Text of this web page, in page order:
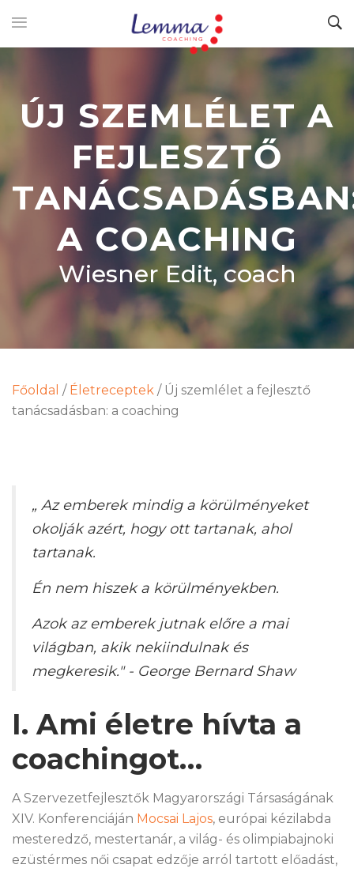
ÚJ SZEMLÉLET A
FEJLESZTŐ
A COACHING
Wiesner Edit, coach
Főoldal / Életreceptek / Új szemlélet a fejlesztő
tanácsadásban: a coaching
„ Az emberek mindig a körülményeket
okolják azért, hogy ott tartanak, ahol
tartanak.
Én nem hiszek a körülményekben.
Azok az emberek jutnak előre a mai
világban, akik nekiindulnak és
megkeresik." - George Bernard Shaw
I. Ami életre hívta a
coachingot…
A Szervezetfejlesztők Magyarországi Társaságának
XIV. Konferenciáján Mocsai Lajos, európai kézilabda
mesteredző, mestertanár, a világ- és olimpiabajnoki
ezüstérmes női csapat edzője arról tartott előadást,